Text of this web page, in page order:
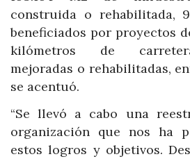
construida o rehabilitada,
beneficiados por proyectos
kilómetros de
mejoradas o rehabilitadas,
se acentuó.
“Se llevó a cabo una
organización que nos ha
estos logros y objetivos.